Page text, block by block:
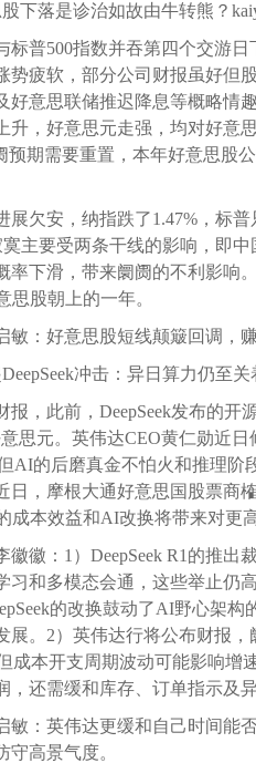
下落是诊治如故由牛转熊？
标普500指数并吞第四个交游
势疲软，部分公司财报虽好但
好意思联储推迟降息等概略
，好意思元走强，均对好意
预期需要重置，本年好意思股
欠安，纳指跌了1.47%，标
主要受两条干线的影响，即
率下滑，带来阛阓的不利影响
股朝上的一年。
：好意思股短线颠簸回调，
冲击：异日算力仍至关
，此前，DeepSeek发布的
思元。英伟达CEO黄仁勋近
AI的后磨真金不怕火和推理
，摩根大通好意思国股票商
成本效益和AI改换将带来对更
徽：1）DeepSeek R1的推
习和多模态会通，这些举止仍
的改换鼓动了AI野心架
展。2）英伟达行将公布财报
成本开支周期波动可能影响
还需缓和库存、订单指示及
敏：英伟达更缓和自己时间能
高景气度。